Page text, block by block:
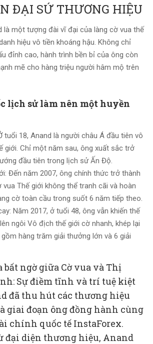
ĐẠI SỨ THƯƠNG HIỆU
là một tượng đài vĩ đại của làng cờ vua thế
hiệu vô tiền khoáng hậu. Không chỉ
đỉnh cao, hành trình bền bỉ của ông còn
mẽ cho hàng triệu người hâm mộ trên
lịch sử làm nên một huyền
tuổi 18, Anand là người châu Á đầu tiên vô
giới. Chỉ một năm sau, ông xuất sắc trở
đầu tiên trong lịch sử Ấn Độ.
Đến năm 2007, ông chính thức trở thành
Thế giới không thể tranh cãi và hoàn
cờ toàn cầu trong suốt 6 năm tiếp theo.
Năm 2017, ở tuổi 48, ông vẫn khiến thế
ngôi Vô địch thế giới cờ nhanh, khép lại
hàng trăm giải thưởng lớn và 6 giải
bất ngờ giữa Cờ vua và Thị
Sự điềm tĩnh và trí tuệ kiệt
đã thu hút các thương hiệu
giai đoạn ông đồng hành cùng
chính quốc tế InstaForex.
đại diện thương hiệu, Anand